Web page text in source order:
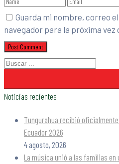
Guarda mi nombre, correo
navegador para la próxima vez
Noticias recientes
Tungurahua recibió
Ecuador 2026
4 agosto, 2026
La música unió a las familias en